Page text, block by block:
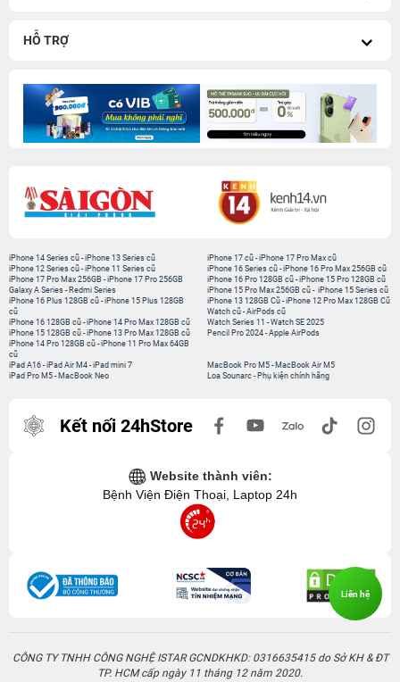
HỖ TRỢ
iPhone 14 Series cũ -iPhone 13 Series cũ
iPhone 12 Series cũ -iPhone 11 Series cũ
iPhone 17 Pro Max 256GB -iPhone 17 Pro 256GB
Galaxy A Series - Redmi Series
iPhone 17 cũ-iPhone 17 Pro Max cũ
iPhone 16 Series cũ- iPhone 16 Pro Max 256GB cũ
iPhone 16 Pro 128GB cũ-iPhone 15 Pro 128GB cũ
iPhone 15 Pro Max 256GB cũ- iPhone 15 Series cũ
iPhone 16 Plus 128GB cũ -iPhone 15 Plus 128GB
cũ
iPhone 16 128GB cũ -iPhone 14 Pro Max 128GB cũ
iPhone 15 128GB cũ -iPhone 13 Pro Max 128GB cũ
iPhone 14 Pro 128GB cũ -iPhone 11 Pro Max 64GB
cũ
iPhone 13 128GB Cũ-iPhone 12 Pro Max 128GB Cũ
Watch cũ-AirPods cũ
Watch Series 11 -Watch SE 2025
Pencil Pro 2024-Apple AirPods
iPad A16 -iPad Air M4 -iPad mini 7
iPad Pro M5 - MacBook Neo
MacBook Pro M5- MacBook Air M5
Loa Sounarc- Phụ kiện chính hãng
Kết nối 24hStore
Website thành viên:
Bệnh Viện Điện Thoại, Laptop 24h
CÔNG TY TNHH CÔNG NGHỆ ISTAR GCNDKHKD: 0316635415 do Sở KH & ĐT
TP. HCM cấp ngày 11 tháng 12 năm 2020.
Liên hệ